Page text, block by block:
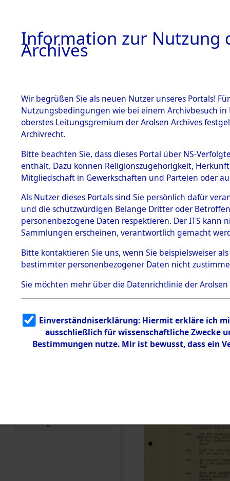
BESTÄNDE
1.
mente
5. Verschiedenes
5.3
Todesmärsche
5.3.1 Alliierte
Erhebungen
zu
Todesmärsch
en
5.3.2
g
5.3.3
Todesmärsch
e
von
Toter aus
Ort ihrer
0002
Information zur Nutzung
Archives
Wir begrüßen Sie als neuen Nutzer unseres Portals!
Nutzungsbedingungen wie bei einem Archivbesuch
oberstes Leitungsgremium der Arolsen Archives
Archivrecht.
Bitte beachten Sie, dass dieses Portal über NS-
enthält. Dazu können Religionszugehörigkeit,
Mitgliedschaft in Gewerkschaften und Parteien oder
Als Nutzer dieses Portals sind Sie persönlich dafür
und die schutzwürdigen Belange Dritter oder
personenbezogene Daten respektieren. Der ITS
Sammlungen erscheinen, verantwortlich gemacht
Bitte kontaktieren Sie uns, wenn Sie beispielsweiser
bestimmter personenbezogener Daten nicht
Sie möchten mehr über die Datenrichtlinie der Arolsen
Einverständniserklärung: Hiermit erkläre ich
ausschließlich für wissenschaftliche Zwecke
Bestimmungen nutze. Mir ist bewusst, dass ein